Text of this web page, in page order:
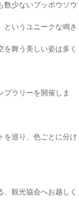
数少ないブッポウソウ
というユニークな鳴き
舞う美しい姿は多く
プラリーを開催しま
を巡り、色ごとに分け
観光協会へお越しく